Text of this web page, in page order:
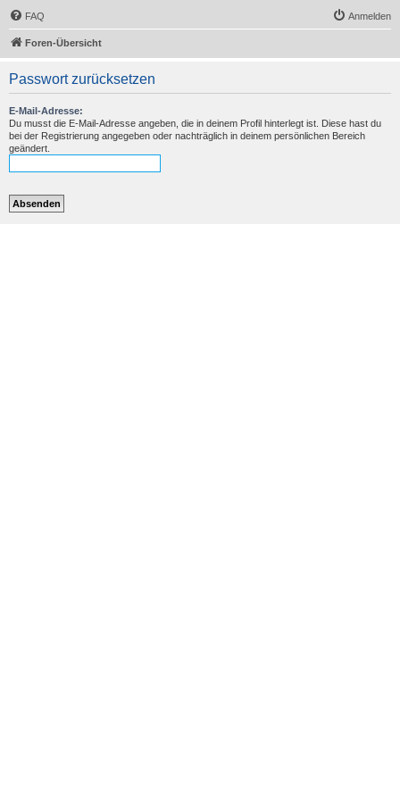
FAQ Anmelden
Foren-Übersicht
Passwort zurücksetzen
E-Mail-Adresse:
Du musst die E-Mail-Adresse angeben, die in deinem Profil hinterlegt ist. Diese hast du
bei der Registrierung angegeben oder nachträglich in deinem persönlichen Bereich
geändert.